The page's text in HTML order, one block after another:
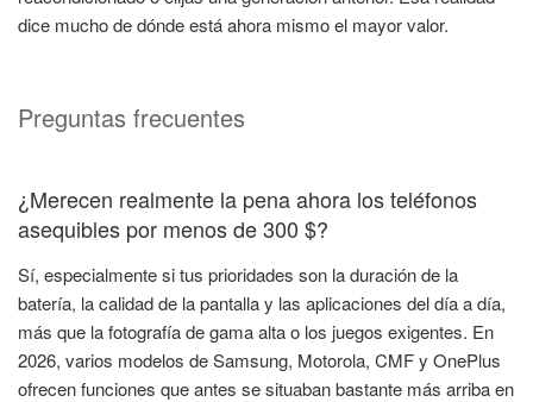
dice mucho de dónde está ahora mismo el mayor valor.
Preguntas frecuentes
¿Merecen realmente la pena ahora los teléfonos
asequibles por menos de 300 $?
Sí, especialmente si tus prioridades son la duración de la
batería, la calidad de la pantalla y las aplicaciones del día a día,
más que la fotografía de gama alta o los juegos exigentes. En
2026, varios modelos de Samsung, Motorola, CMF y OnePlus
ofrecen funciones que antes se situaban bastante más arriba en